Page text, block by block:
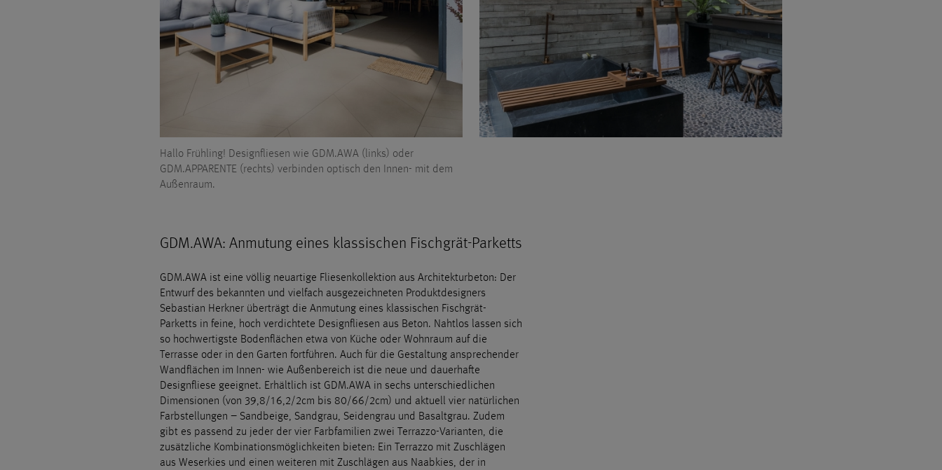
Hallo Frühling! Designfliesen wie GDM.AWA (links) oder
GDM.APPARENTE (rechts) verbinden optisch den Innen- mit dem
Außenraum.
GDM.AWA: Anmutung eines klassischen Fischgrät-Parketts
GDM.AWA ist eine völlig neuartige Fliesenkollektion aus Architekturbeton: Der
Entwurf des bekannten und vielfach ausgezeichneten Produktdesigners
Sebastian Herkner überträgt die Anmutung eines klassischen Fischgrät-
Parketts in feine, hoch verdichtete Designfliesen aus Beton. Nahtlos lassen sich
so hochwertigste Bodenflächen etwa von Küche oder Wohnraum auf die
Terrasse oder in den Garten fortführen. Auch für die Gestaltung ansprechender
Wandflächen im Innen- wie Außenbereich ist die neue und dauerhafte
Designfliese geeignet. Erhältlich ist GDM.AWA in sechs unterschiedlichen
Dimensionen (von 39,8/16,2/2cm bis 80/66/2cm) und aktuell vier natürlichen
Farbstellungen – Sandbeige, Sandgrau, Seidengrau und Basaltgrau. Zudem
gibt es passend zu jeder der vier Farbfamilien zwei Terrazzo-Varianten, die
zusätzliche Kombinationsmöglichkeiten bieten: Ein Terrazzo mit Zuschlägen
aus Weserkies und einen weiteren mit Zuschlägen aus Naabkies, der in